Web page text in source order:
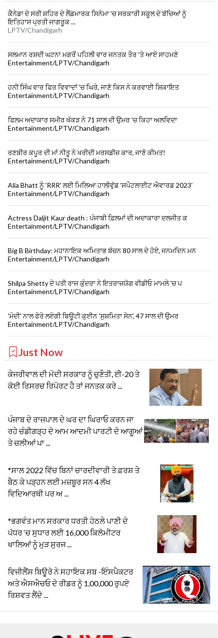
ਕੈਨੇਡਾ ਦੇ ਸਰੀ ਸ਼ਹਿਰ ਦੇ ਲੈਂਡਮਾਰਕ ਸਿਨੇਮਾ 'ਚ ਸਰਕਾਰੀ ਸਕੂਲ ਦੇ ਬੱਚਿਆਂ ਨੂੰ
ਇਤਿਹਾਸ ਪ੍ਰਤੀ ਜਾਗਰੂਕ ...
LPTV/Chandigarh
ਸਲਮਾਨ ਰਸ਼ਦੀ ਘਟਨਾ ਮਗਰੋਂ ਪਹਿਲੀ ਵਾਰ ਜਨਤਕ ਤੌਰ 'ਤੇ ਆਏ ਸਾਹਮਣੇ
Entertainment/LPTV/Chandigarh
ਹਨੀ ਸਿੰਘ ਵਾਰ ਫਿਰ ਵਿਵਾਦਾਂ 'ਚ ਘਿਰੇ, ਜਾਣੋ ਕਿਸ ਨੇ ਕਰਵਾਈ ਸ਼ਿਕਾਇਤ
Entertainment/LPTV/Chandigarh
ਫਿਲਮ ਅਦਾਕਾਰ ਸਮੀਰ ਖੱਕੜ ਨੇ 71 ਸਾਲ ਦੀ ਉਮਰ 'ਚ ਕਿਹਾ ਅਲਵਿਦਾ
Entertainment/LPTV/Chandigarh
ਰਣਬੀਰ ਕਪੂਰ ਦੀ ਮਾਂ ਨੀਤੂ ਨੇ ਖਰੀਦੀ ਮਰਸਡੀਜ਼ ਕਾਰ, ਜਾਣੋ ਕੀਮਤ!
Entertainment/LPTV/Chandigarh
Alia Bhatt ਨੂੰ 'RRR' ਲਈ ਮਿਲਿਆ ਹਾਲੀਵੁੱਡ 'ਸਪੌਟਲਾਈਟ ਐਵਾਰਡ 2023'
Entertainment/LPTV/Chandigarh
Actress Daljit Kaur death : ਪੰਜਾਬੀ ਫ਼ਿਲਮਾਂ ਦੀ ਅਦਾਕਾਰਾ ਦਲਜੀਤ ਕ
Entertainment/LPTV/Chandigarh
Big B Birthday: ਮਹਾਨਾਇਕ ਅਮਿਤਾਭ ਬੱਚਨ 80 ਸਾਲ ਦੇ ਹੋਏ, ਜਨਮਦਿਨ ਮਨ
Entertainment/LPTV/Chandigarh
Shilpa Shetty ਦੇ ਪਤੀ ਰਾਜ ਕੁੰਦਰਾ ਨੇ ਇਤਰਾਜ਼ਯੋਗ ਵੀਡੀਓ ਮਾਮਲੇ 'ਚ ਪ
Entertainment/LPTV/Chandigarh
'ਮੋਦੀ' ਨਾਲ ਫੇਰੇ ਲਏਗੀ ਬਿਊਟੀ ਕੁਈਨ 'ਸੁਸ਼ਮਿਤਾ ਸੇਨ', 47 ਸਾਲ ਦੀ ਉਮਰ
Entertainment/LPTV/Chandigarh
Just Now
ਕੇਜਰੀਵਾਲ ਦੀ ਮੋਦੀ ਸਰਕਾਰ ਨੂੰ ਚੁਣੌਤੀ, ਈ-20 ਤੇ
ਕੋਈ ਰਿਸਰਚ ਰਿਪੋਰਟ ਹੈ ਤਾਂ ਜਨਤਕ ਕਰੇ ...
ਪੰਜਾਬ ਦੇ ਰਾਜਪਾਲ ਦੇ ਘਰ ਦਾ ਘਿਰਾਓ ਕਰਨ ਜਾ
ਰਹੇ ਚੰਡੀਗੜ੍ਹ ਦੇ ਆਮ ਆਦਮੀ ਪਾਰਟੀ ਦੇ ਆਗੂਆਂ
ਤੇ ਚਲੀਆਂ ਪਾ ...
*ਸਾਲ 2022 ਵਿੱਚ ਬਿਨਾਂ ਚਾਰਦੀਵਾਰੀ ਤੇ ਫ਼ਰਸ਼ ਤੇ
ਬੈਠ ਕੇ ਪੜ੍ਹਨ ਲਈ ਮਜ਼ਬੂਰ ਸਨ 4 ਲੱਖ
ਵਿਦਿਆਰਥੀ ਪਰ ਅ ...
*ਭਗਵੰਤ ਮਾਨ ਸਰਕਾਰ ਧਰਤੀ ਹੇਠਲੇ ਪਾਣੀ ਦੇ
ਪੱਧਰ ‘ਚ ਸੁਧਾਰ ਲਈ 16,000 ਕਿਲੋਮੀਟਰ
ਖਾਲਿਆਂ ਨੂੰ ਮੁੜ ਸੁਰਜ ...
ਵਿਜੀਲੈਂਸ ਬਿਊਰੋ ਨੇ ਸਹਾਇਕ ਸਬ -ਇੰਸਪੈਕਟਰ
ਅਤੇ ਐਸਐਚਓ ਦੇ ਰੀਡਰ ਨੂੰ 1,00,000 ਰੁਪਏ
ਰਿਸ਼ਵਤ ਲੈਂਦੇ ...